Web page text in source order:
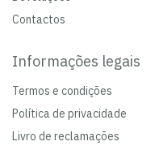
Contactos
Informações legais
Termos e condições
Política de privacidade
Livro de reclamações